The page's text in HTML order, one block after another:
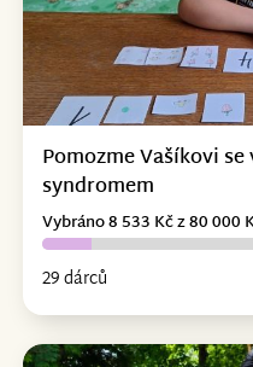
Pomozme Vašíkovi
syndromem
29 dárců
Vybráno 8 533 Kč z 80 000